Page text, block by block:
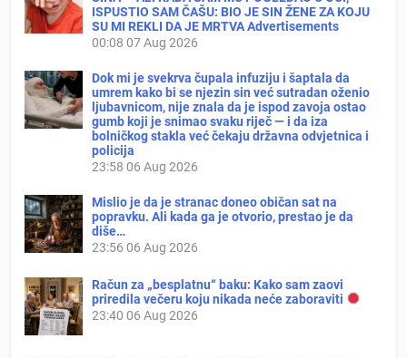
ISPUSTIO SAM ČAŠU: BIO JE SIN ŽENE ZA KOJU
SU MI REKLI DA JE MRTVA Advertisements
00:08 07 Aug 2026
Dok mi je svekrva čupala infuziju i šaptala da
umrem kako bi se njezin sin već sutradan oženio
ljubavnicom, nije znala da je ispod zavoja ostao
gumb koji je snimao svaku riječ — i da iza
bolničkog stakla već čekaju državna odvjetnica i
policija
23:58 06 Aug 2026
Mislio je da je stranac doneo običan sat na
popravku. Ali kada ga je otvorio, prestao je da
diše…
23:56 06 Aug 2026
Račun za „besplatnu“ baku: Kako sam zaovi
priredila večeru koju nikada neće zaboraviti
23:40 06 Aug 2026